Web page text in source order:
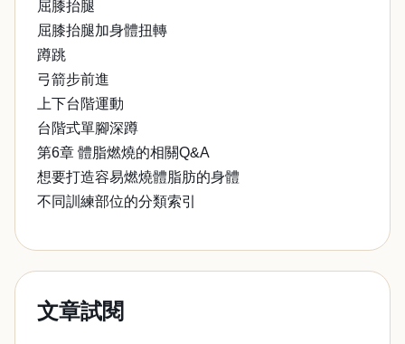
屈膝抬腿
屈膝抬腿加身體扭轉
蹲跳
弓箭步前進
上下台階運動
台階式單腳深蹲
第6章 體脂燃燒的相關Q&A
想要打造容易燃燒體脂肪的身體
不同訓練部位的分類索引
文章試閱